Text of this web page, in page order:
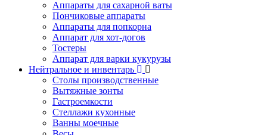
Аппараты для сахарной ваты
Пончиковые аппараты
Аппараты для попкорна
Аппарат для хот-догов
Тостеры
Аппарат для варки кукурузы
Нейтральное и инвентарь
Столы производственные
Вытяжные зонты
Гастроемкости
Стеллажи кухонные
Ванны моечные